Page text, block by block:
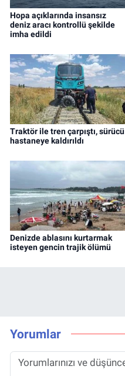
Hopa açıklarında insansız
deniz aracı kontrollü şekilde
imha edildi
Traktör ile tren çarpıştı, sürücü
hastaneye kaldırıldı
Denizde ablasını kurtarmak
isteyen gencin trajik ölümü
Yorumlar